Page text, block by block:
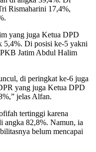
Rismaharini 17,4%,
yang juga Ketua DPD
5,4%. Di posisi ke-5 yakni
Jatim Abdul Halim
di peringkat ke-6 juga
yang juga Ketua DPD
jelas Alfan.
tertinggi karena
angka 82,8%. Namun, ia
belum mencapai